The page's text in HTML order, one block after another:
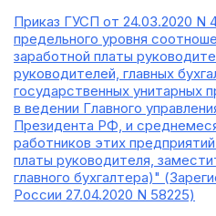
Приказ ГУСП от 24.03.2020 N
предельного уровня
заработной платы
руководителей, главных
государственных унитарных
в ведении Главного
Президента РФ, и
работников этих
платы руководителя,
главного бухгалтера)"
России 27.04.2020 N 58225)